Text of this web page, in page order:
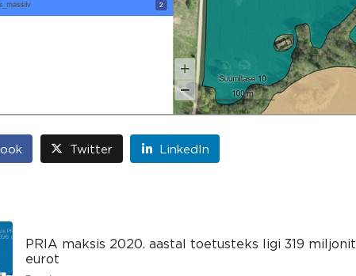
Twitter LinkedIn
PRIA maksis 2020. aastal toetusteks ligi 319 miljonit
eurot